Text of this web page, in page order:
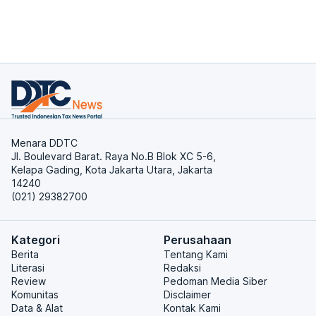
Menara DDTC
Jl. Boulevard Barat. Raya No.B Blok XC 5-6,
Kelapa Gading, Kota Jakarta Utara, Jakarta
14240
(021) 29382700
Kategori
Berita
Literasi
Review
Komunitas
Data & Alat
Perusahaan
Tentang Kami
Redaksi
Pedoman Media Siber
Disclaimer
Kontak Kami